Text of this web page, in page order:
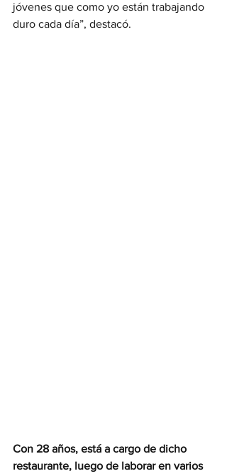
jóvenes que como yo están trabajando
duro cada día”, destacó.
Con 28 años, está a cargo de dicho
restaurante, luego de laborar en varios